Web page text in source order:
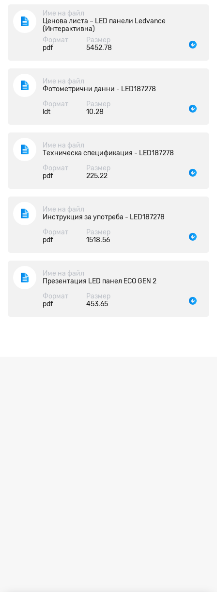
Име на файл
Ценова листа – LED панели Ledvance
(Интерактивна)
Формат
pdf
Размер
5452.78
Име на файл
Фотометрични данни - LED187278
Формат
ldt
Размер
10.28
Име на файл
Техническа спецификация - LED187278
Формат
pdf
Размер
225.22
Име на файл
Инструкция за употреба - LED187278
Формат
pdf
Размер
1518.56
Име на файл
Презентация LED панел ECO GEN 2
Формат
pdf
Размер
453.65